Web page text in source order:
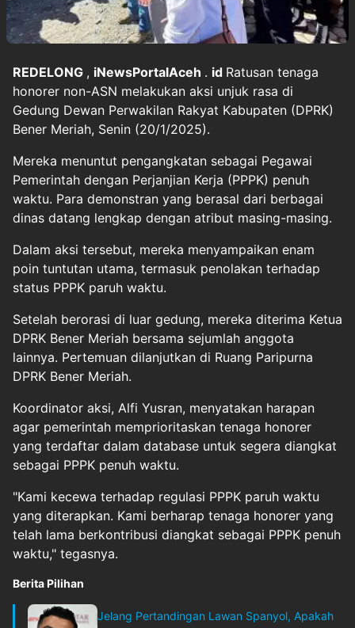
REDELONG , iNewsPortalAceh . id Ratusan tenaga
honorer non-ASN melakukan aksi unjuk rasa di
Gedung Dewan Perwakilan Rakyat Kabupaten (DPRK)
Bener Meriah, Senin (20/1/2025).
Mereka menuntut pengangkatan sebagai Pegawai
Pemerintah dengan Perjanjian Kerja (PPPK) penuh
waktu. Para demonstran yang berasal dari berbagai
dinas datang lengkap dengan atribut masing-masing.
Dalam aksi tersebut, mereka menyampaikan enam
poin tuntutan utama, termasuk penolakan terhadap
status PPPK paruh waktu.
Setelah berorasi di luar gedung, mereka diterima Ketua
DPRK Bener Meriah bersama sejumlah anggota
lainnya. Pertemuan dilanjutkan di Ruang Paripurna
DPRK Bener Meriah.
Koordinator aksi, Alfi Yusran, menyatakan harapan
agar pemerintah memprioritaskan tenaga honorer
yang terdaftar dalam database untuk segera diangkat
sebagai PPPK penuh waktu.
"Kami kecewa terhadap regulasi PPPK paruh waktu
yang diterapkan. Kami berharap tenaga honorer yang
telah lama berkontribusi diangkat sebagai PPPK penuh
waktu," tegasnya.
Berita Pilihan
Jelang Pertandingan Lawan Spanyol, Apakah